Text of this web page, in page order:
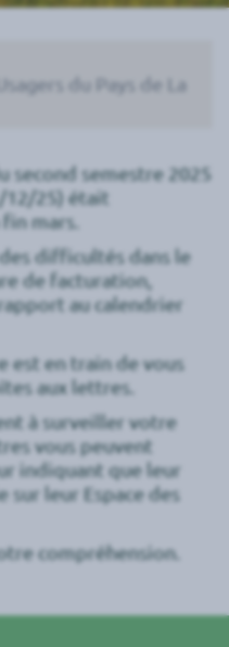
du Pays de La
second semestre 2025
12/25) était
mars.
difficultés dans le
de facturation,
au calendrier
est en train de vous
aux lettres.
à surveiller votre
vous peuvent
indiquant que leur
leur Espace des
compréhension.